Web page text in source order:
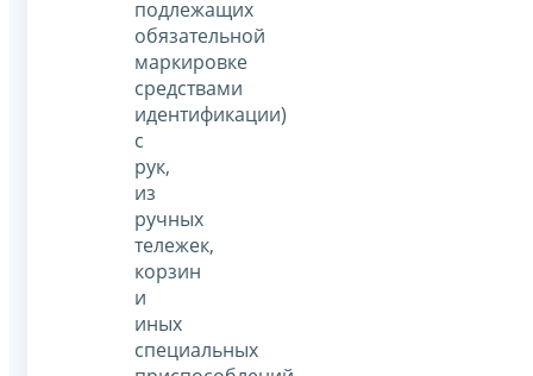
подлежащих
обязательной
маркировке
средствами
идентификации)
с
рук,
из
ручных
тележек,
корзин
и
иных
специальных